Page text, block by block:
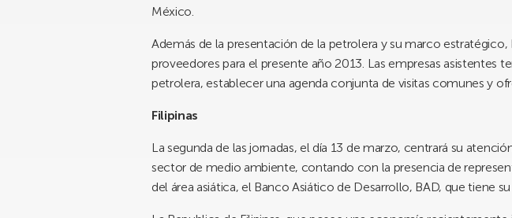
México.
Además de la presentación de la petrolera y su marco
proveedores para el presente año 2013. Las empresas asistentes
petrolera, establecer una agenda conjunta de visitas comunes y
Filipinas
La segunda de las jornadas, el día 13 de marzo, centrará su
sector de medio ambiente, contando con la presencia de
del área asiática, el Banco Asiático de Desarrollo, BAD, que tiene